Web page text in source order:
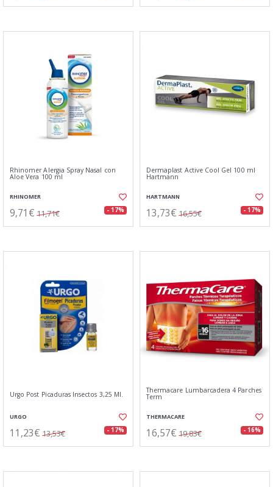
Rhinomer Alergia Spray Nasal con
Aloe Vera 100 ml
RHINOMER
9,71€ 11,71€ - 17%
Dermaplast Active Cool Gel 100 ml
Hartmann
HARTMANN
13,73€ 16,55€ - 17%
Urgo Post Picaduras Insectos 3,25 Ml.
URGO
11,23€ 13,53€ - 17%
Thermacare Lumbarcadera 4 Parches
Term
THERMACARE
16,57€ 19,83€ - 16%